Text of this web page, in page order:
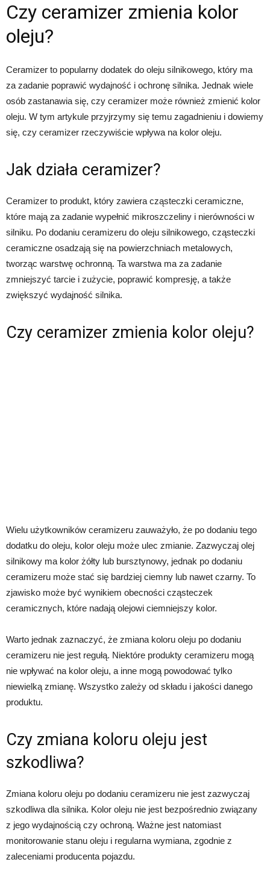
Czy ceramizer zmienia kolor
oleju?
Ceramizer to popularny dodatek do oleju silnikowego, który ma
za zadanie poprawić wydajność i ochronę silnika. Jednak wiele
osób zastanawia się, czy ceramizer może również zmienić kolor
oleju. W tym artykule przyjrzymy się temu zagadnieniu i dowiemy
się, czy ceramizer rzeczywiście wpływa na kolor oleju.
Jak działa ceramizer?
Ceramizer to produkt, który zawiera cząsteczki ceramiczne,
które mają za zadanie wypełnić mikroszczeliny i nierówności w
silniku. Po dodaniu ceramizeru do oleju silnikowego, cząsteczki
ceramiczne osadzają się na powierzchniach metalowych,
tworząc warstwę ochronną. Ta warstwa ma za zadanie
zmniejszyć tarcie i zużycie, poprawić kompresję, a także
zwiększyć wydajność silnika.
Czy ceramizer zmienia kolor oleju?
Wielu użytkowników ceramizeru zauważyło, że po dodaniu tego
dodatku do oleju, kolor oleju może ulec zmianie. Zazwyczaj olej
silnikowy ma kolor żółty lub bursztynowy, jednak po dodaniu
ceramizeru może stać się bardziej ciemny lub nawet czarny. To
zjawisko może być wynikiem obecności cząsteczek
ceramicznych, które nadają olejowi ciemniejszy kolor.
Warto jednak zaznaczyć, że zmiana koloru oleju po dodaniu
ceramizeru nie jest regułą. Niektóre produkty ceramizeru mogą
nie wpływać na kolor oleju, a inne mogą powodować tylko
niewielką zmianę. Wszystko zależy od składu i jakości danego
produktu.
Czy zmiana koloru oleju jest
szkodliwa?
Zmiana koloru oleju po dodaniu ceramizeru nie jest zazwyczaj
szkodliwa dla silnika. Kolor oleju nie jest bezpośrednio związany
z jego wydajnością czy ochroną. Ważne jest natomiast
monitorowanie stanu oleju i regularna wymiana, zgodnie z
zaleceniami producenta pojazdu.